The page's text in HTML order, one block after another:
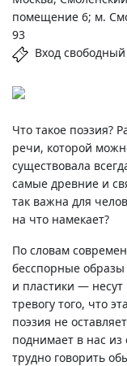
помещение 6; м.
93
Вход свободный
Что такое поэзия?
речи, которой
существовала
самые древние и
так важна для
на что намекает?
По словам
бесспорные
и пластики —
тревогу того, что
поэзия не
поднимает в нас
трудно говорить